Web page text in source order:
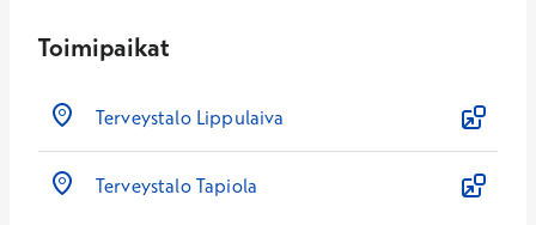
Toimipaikat
Terveystalo Lippulaiva
Terveystalo Tapiola